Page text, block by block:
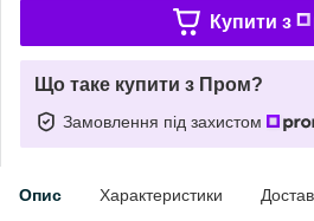
Купити з
Що таке купити з Пром?
Замовлення під захистом
Опис Характеристики